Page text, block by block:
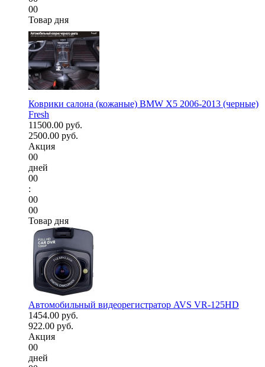
00
Товар дня
Коврики салона (кожаные) BMW X5 2006-2013 (черные)
Fresh
11500.00 руб.
2500.00 руб.
Акция
00
дней
00
:
00
00
Товар дня
Автомобильный видеорегистратор AVS VR-125HD
1454.00 руб.
922.00 руб.
Акция
00
дней